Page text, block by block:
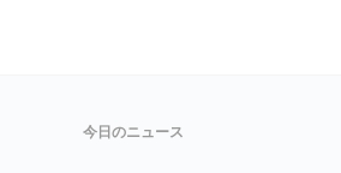
今日のニュース